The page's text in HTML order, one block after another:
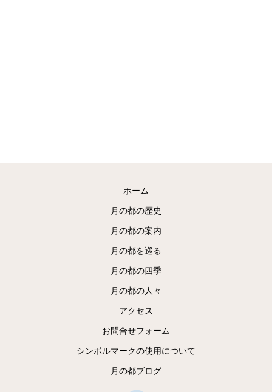
ホーム
月の都の歴史
月の都の案内
月の都を巡る
月の都の四季
月の都の人々
アクセス
お問合せフォーム
シンボルマークの使用について
月の都ブログ